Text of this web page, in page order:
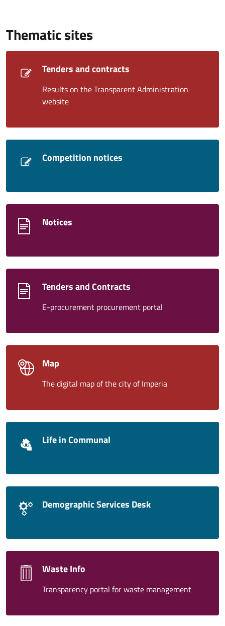
Thematic sites
Tenders and contracts
Results on the Transparent Administration
website
Competition notices
Notices
Tenders and Contracts
E-procurement procurement portal
Map
The digital map of the city of Imperia
Life in Communal
Demographic Services Desk
Waste Info
Transparency portal for waste management